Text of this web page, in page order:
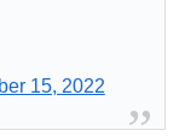
15, 2022